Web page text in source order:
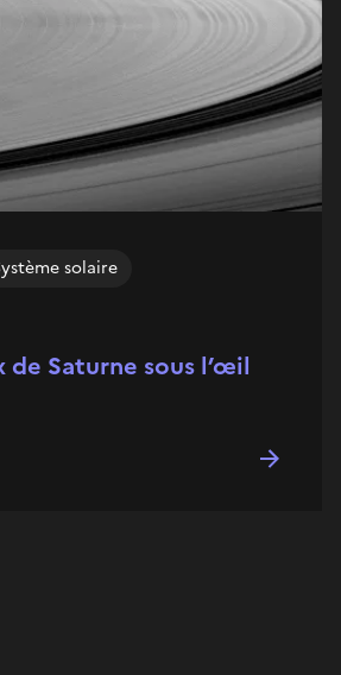
de Saturne sous l’œil
solaire